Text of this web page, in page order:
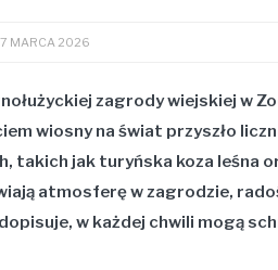
MARCA 2026
zagrody wiejskiej w
wiosny na świat przyszło
takich jak turyńska koza leśna
atmosferę w zagrodzie,
w każdej chwili mogą